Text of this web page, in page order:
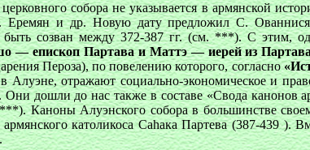
собора не указывается в армянской
и др. Новую дату предложил С.
созван между 372-387 гг. (см. ***). С этим,
— епископ Партава и Маттэ — иерей из
Пероза), по повелению которого, согласно
отражают социально-экономическое и
дошли до нас также в составе «Свода канонов
Каноны Алуэнского собора в большинстве
католикоса Саhака Партева (387-439